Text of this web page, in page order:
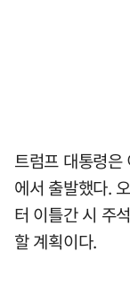
트럼프 대통령은
에서 출발했다.
터 이틀간 시 주
할 계획이다.